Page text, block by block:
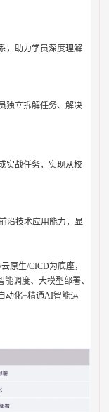
，助力学员深度理解
独立拆解任务、解决
实战任务，实现从校
沿技术应用能力，显
原生/CICD为底座，
调度、大模型部署、
动化+精通AI智能运